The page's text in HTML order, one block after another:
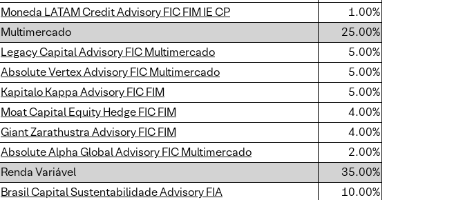
Moneda LATAM Credit Advisory FIC FIM IE CP
1.00%
Multimercado
25.00%
Legacy Capital Advisory FIC Multimercado
5.00%
Absolute Vertex Advisory FIC Multimercado
5.00%
Kapitalo Kappa Advisory FIC FIM
5.00%
Moat Capital Equity Hedge FIC FIM
4.00%
Giant Zarathustra Advisory FIC FIM
4.00%
Absolute Alpha Global Advisory FIC Multimercado
2.00%
Renda Variável
35.00%
Brasil Capital Sustentabilidade Advisory FIA
10.00%